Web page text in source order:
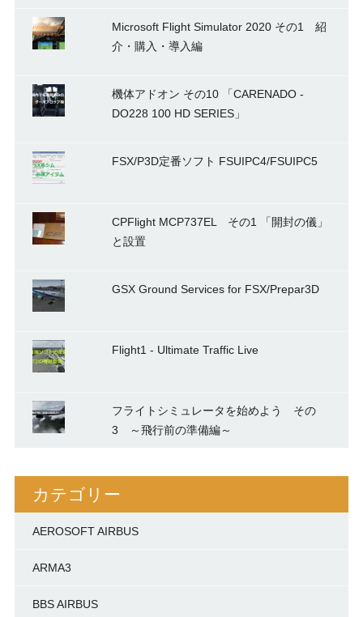
Microsoft Flight Simulator 2020 その1 紹
介・購入・導入編
機体アドオン その10 「CARENADO -
DO228 100 HD SERIES」
FSX/P3D定番ソフト FSUIPC4/FSUIPC5
CPFlight MCP737EL その1 「開封の儀」
と設置
GSX Ground Services for FSX/Prepar3D
Flight1 - Ultimate Traffic Live
フライトシミュレータを始めよう その
3 ～飛行前の準備編～
カテゴリー
AEROSOFT AIRBUS
ARMA3
BBS AIRBUS